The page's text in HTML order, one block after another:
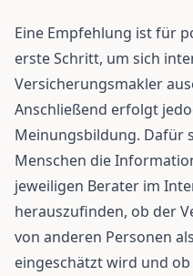
Eine Empfehlung ist für
erste Schritt, um sich
Versicherungsmakler
Anschließend erfolgt
Meinungsbildung. Dafür
Menschen die
jeweiligen Berater im
herauszufinden, ob der
von anderen Personen
eingeschätzt wird und